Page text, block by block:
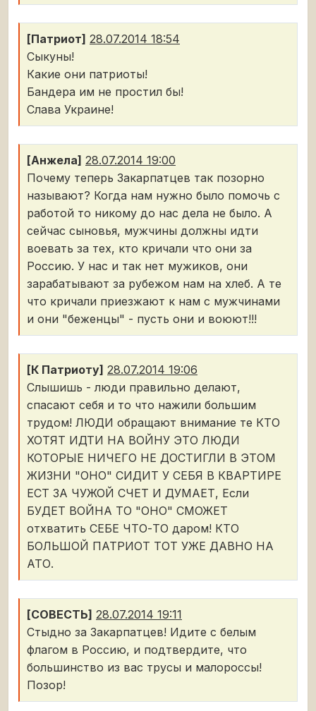
[Патриот] 28.07.2014 18:54
Сыкуны!
Какие они патриоты!
Бандера им не простил бы!
Слава Украине!
[Анжела] 28.07.2014 19:00
Почему теперь Закарпатцев так позорно
называют? Когда нам нужно было помочь с
работой то никому до нас дела не было. А
сейчас сыновья, мужчины должны идти
воевать за тех, кто кричали что они за
Россию. У нас и так нет мужиков, они
зарабатывают за рубежом нам на хлеб. А те
что кричали приезжают к нам с мужчинами
и они "беженцы" - пусть они и воюют!!!
[К Патриоту] 28.07.2014 19:06
Слышишь - люди правильно делают,
спасают себя и то что нажили большим
трудом! ЛЮДИ обращают внимание те КТО
ХОТЯТ ИДТИ НА ВОЙНУ ЭТО ЛЮДИ
КОТОРЫЕ НИЧЕГО НЕ ДОСТИГЛИ В ЭТОМ
ЖИЗНИ "ОНО" СИДИТ У СЕБЯ В КВАРТИРЕ
ЕСТ ЗА ЧУЖОЙ СЧЕТ И ДУМАЕТ, Если
БУДЕТ ВОЙНА ТО "ОНО" СМОЖЕТ
отхватить СЕБЕ ЧТО-ТО даром! КТО
БОЛЬШОЙ ПАТРИОТ ТОТ УЖЕ ДАВНО НА
АТО.
[СОВЕСТЬ] 28.07.2014 19:11
Стыдно за Закарпатцев! Идите с белым
флагом в Россию, и подтвердите, что
большинство из вас трусы и малороссы!
Позор!